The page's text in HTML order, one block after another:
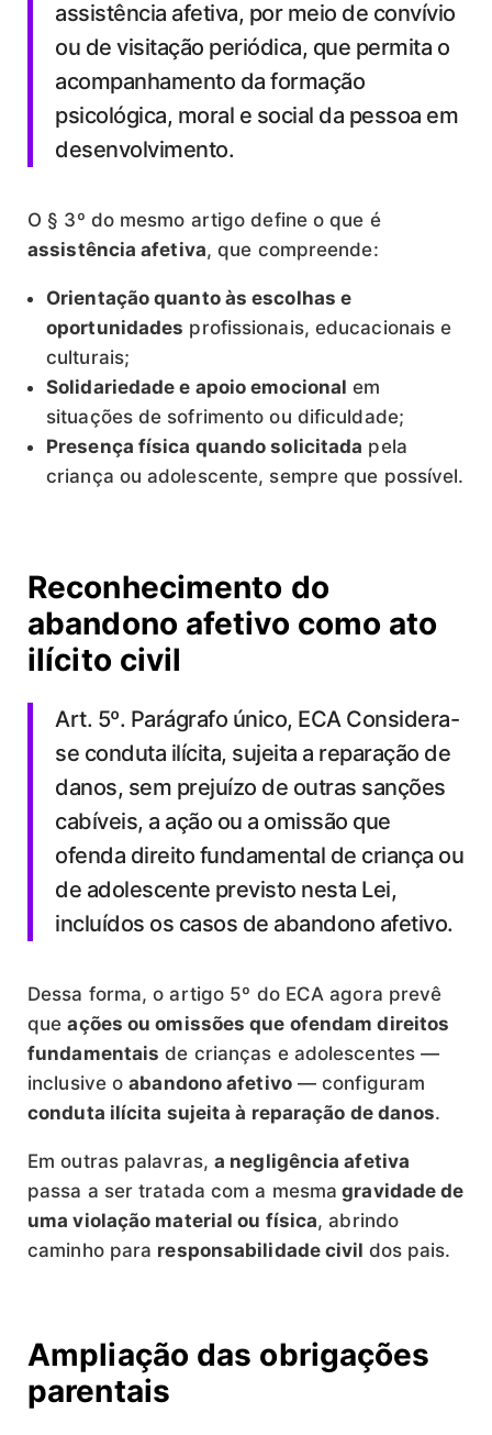
assistência afetiva, por meio de convívio
ou de visitação periódica, que permita o
acompanhamento da formação
psicológica, moral e social da pessoa em
desenvolvimento.
O § 3º do mesmo artigo define o que é
assistência afetiva, que compreende:
Orientação quanto às escolhas e
oportunidades profissionais, educacionais e
culturais;
Solidariedade e apoio emocional em
situações de sofrimento ou dificuldade;
Presença física quando solicitada pela
criança ou adolescente, sempre que possível.
Reconhecimento do
abandono afetivo como ato
ilícito civil
Art. 5º. Parágrafo único, ECA Considera-
se conduta ilícita, sujeita a reparação de
danos, sem prejuízo de outras sanções
cabíveis, a ação ou a omissão que
ofenda direito fundamental de criança ou
de adolescente previsto nesta Lei,
incluídos os casos de abandono afetivo.
Dessa forma, o artigo 5º do ECA agora prevê
queações ou omissões que ofendam direitos
fundamentais de crianças e adolescentes —
inclusive oabandono afetivo— configuram
conduta ilícita sujeita à reparação de danos.
Em outras palavras, a negligência afetiva
passa a ser tratada com a mesma gravidade de
uma violação material ou física, abrindo
caminho para responsabilidade civil dos pais.
Ampliação das obrigações
parentais